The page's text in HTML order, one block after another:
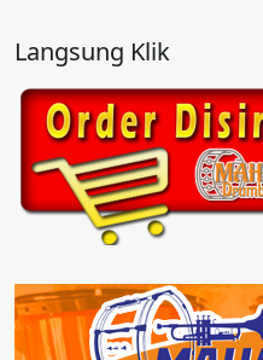
Langsung Klik